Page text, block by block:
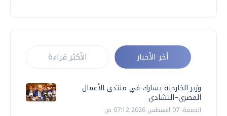
أخر الأخبار الأكثر قراءة
وزير الخارجية يشارك في منتدى الأعمال
المصري–التشادي
الجمعة، 07 اغسطس 2026 07:12 ص